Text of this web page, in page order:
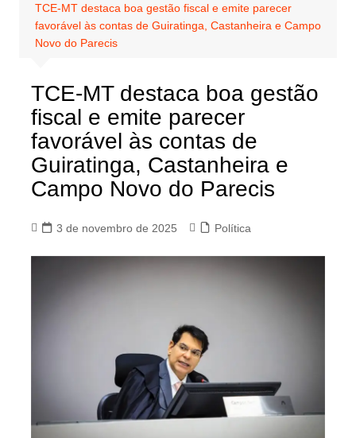
TCE-MT destaca boa gestão fiscal e emite parecer
favorável às contas de Guiratinga, Castanheira e Campo
Novo do Parecis
TCE-MT destaca boa gestão
fiscal e emite parecer
favorável às contas de
Guiratinga, Castanheira e
Campo Novo do Parecis
3 de novembro de 2025 Política